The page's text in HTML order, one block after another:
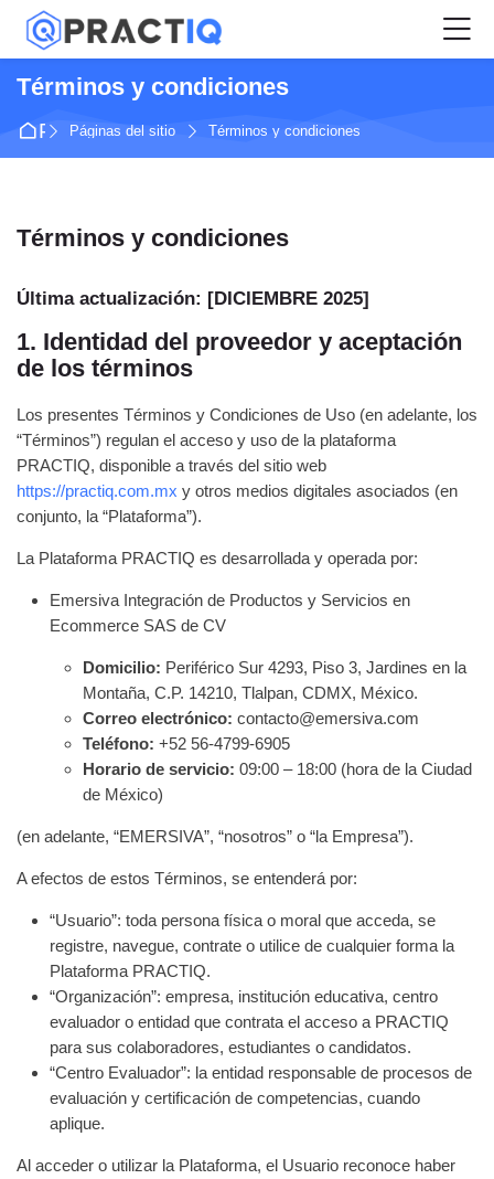
Skip to navigation
Skip to login form
Salta al contenido principal
Skip to accessibility options
Skip to footer
Skip accessibility options
Términos y condiciones
Página Principal
Páginas del sitio Términos y condiciones
Términos y condiciones
Última actualización: [DICIEMBRE 2025]
1. Identidad del proveedor y aceptación
de los términos
Los presentes Términos y Condiciones de Uso (en adelante, los
“Términos”) regulan el acceso y uso de la plataforma
PRACTIQ, disponible a través del sitio web
https://practiq.com.mx y otros medios digitales asociados (en
conjunto, la “Plataforma”).
La Plataforma PRACTIQ es desarrollada y operada por:
Emersiva Integración de Productos y Servicios en
Ecommerce SAS de CV
Domicilio: Periférico Sur 4293, Piso 3, Jardines en la
Montaña, C.P. 14210, Tlalpan, CDMX, México.
Correo electrónico: contacto@emersiva.com
Teléfono: +52 56-4799-6905
Horario de servicio: 09:00 – 18:00 (hora de la Ciudad
de México)
(en adelante, “EMERSIVA”, “nosotros” o “la Empresa”).
A efectos de estos Términos, se entenderá por:
“Usuario”: toda persona física o moral que acceda, se
registre, navegue, contrate o utilice de cualquier forma la
Plataforma PRACTIQ.
“Organización”: empresa, institución educativa, centro
evaluador o entidad que contrata el acceso a PRACTIQ
para sus colaboradores, estudiantes o candidatos.
“Centro Evaluador”: la entidad responsable de procesos de
evaluación y certificación de competencias, cuando
aplique.
Al acceder o utilizar la Plataforma, el Usuario reconoce haber